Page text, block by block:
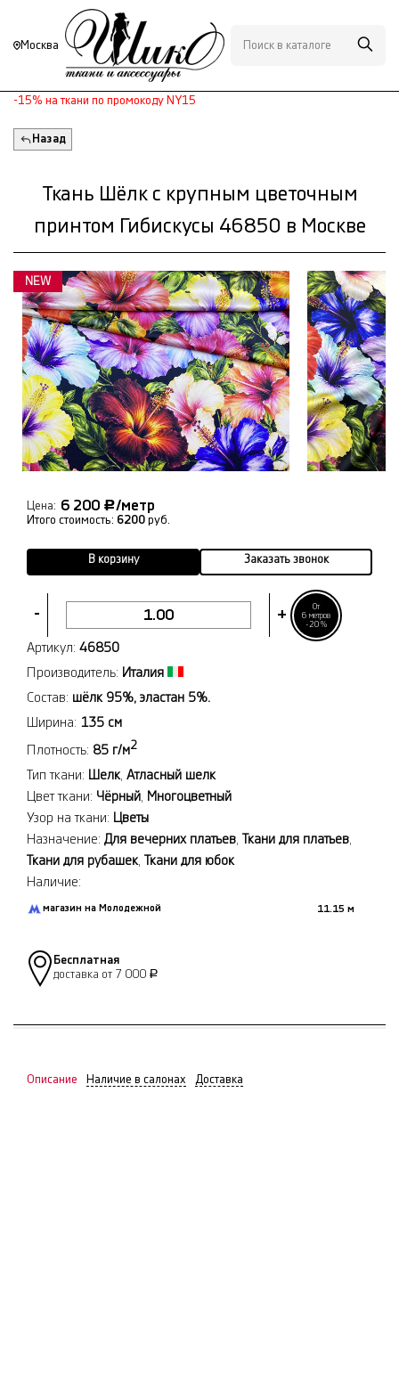
Москва
-15% на ткани по промокоду NY15
Назад
Ткань Шёлк с крупным цветочным
принтом Гибискусы 46850 в Москве
NEW
- +
От
6 метров
-20%
Цена: 6 200 Р/метр
Итого стоимость: 6200 руб.
В корзину Заказать звонок
Артикул: 46850
Производитель: Италия
Состав: шёлк 95%, эластан 5%.
Ширина: 135 см
Плотность: 85 г/м2
Тип ткани: Шелк Атласный шелк
Цвет ткани: Чёрный Многоцветный
Узор на ткани: Цветы
Назначение: Для вечерних платьев Ткани для платьев
Ткани для рубашек
Ткани для юбок
Наличие:
магазин на Молодежной 11.15 м
Бесплатная
доставка от 7 000 Р
Описание Наличие в салонах Доставка